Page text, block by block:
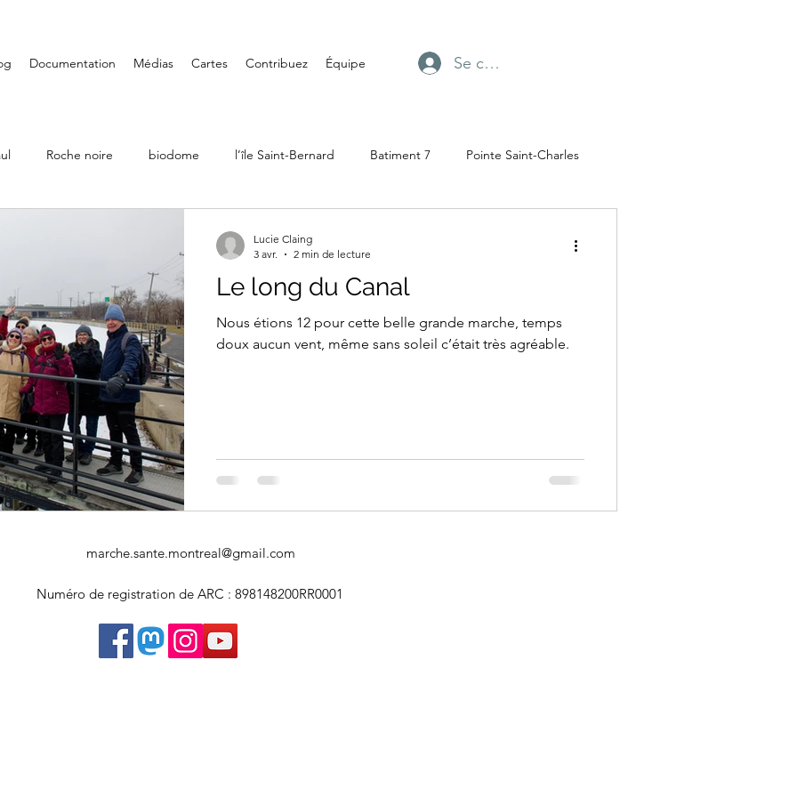
Documentation Médias Cartes Contribuez Équipe Se connecter
Roche noire biodome l’île Saint-Bernard Batiment 7 Pointe Saint-Charles
Randonnée Iles de Boucherville Château Dufresne
Art mural Saint-Henri
Art souterrain Salons et expositions
Le long du Canal
Nous étions 12 pour cette belle grande marche, temps
doux aucun vent, même sans soleil c’était très agréable.
Lucie Claing
3 avr.
2 min de lecture
marche.sante.montreal@gmail.com
Numéro de registration de ARC : 898148200RR0001